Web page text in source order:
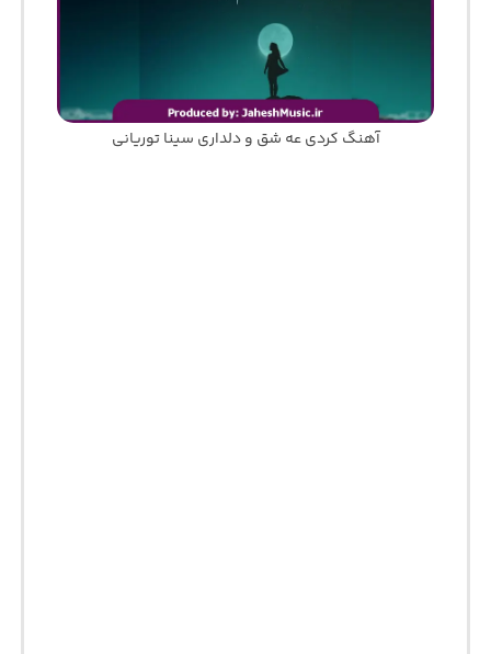
آهنگ کردی عه شق و دلداری سینا توریانی